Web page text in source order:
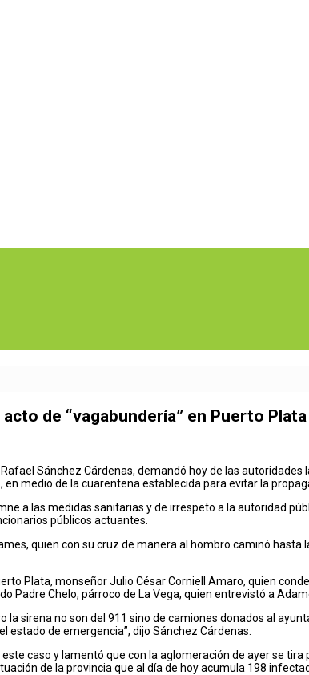
de “vagabundería” en Puerto Plata
Sánchez Cárdenas, demandó hoy de las
medio de la cuarentena establecida para evitar la
a las medidas sanitarias y de irrespeto a la autoridad
públicos actuantes.
quien con su cruz de manera al hombro caminó
Plata, monseñor Julio César Corniell Amaro, quien
Padre Chelo, párroco de La Vega, quien entrevistó a
la sirena no son del 911 sino de camiones donados al
de emergencia”, dijo Sánchez Cárdenas.
caso y lamentó que con la aglomeración de ayer se
de la provincia que al día de hoy acumula 198